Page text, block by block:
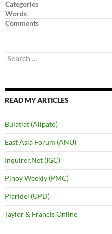
Categories
Words
Comments
Search
for:
READ MY ARTICLES
Bulatlat (Alipato)
East Asia Forum (ANU)
Inquirer.Net (IGC)
Pinoy Weekly (PMC)
Plaridel (UPD)
Taylor & Francis Online